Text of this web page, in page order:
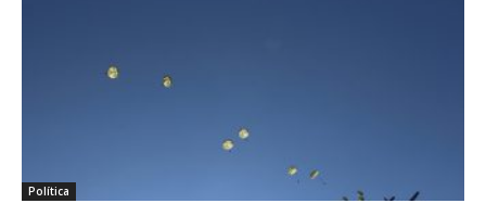
Política